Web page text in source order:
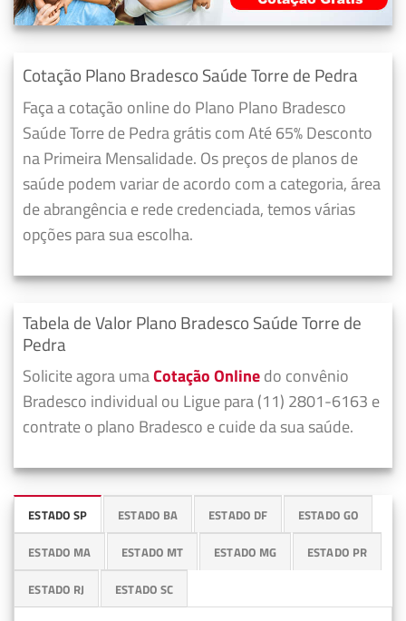
Cotação Plano Bradesco Saúde Torre de Pedra
Faça a cotação online do Plano Plano Bradesco
Saúde Torre de Pedra grátis com Até 65% Desconto
na Primeira Mensalidade. Os preços de planos de
saúde podem variar de acordo com a categoria, área
de abrangência e rede credenciada, temos várias
opções para sua escolha.
Tabela de Valor Plano Bradesco Saúde Torre de
Pedra
Solicite agora umaCotação Onlinedo convênio
Bradesco individual ou Ligue para (11) 2801-6163 e
contrate o plano Bradesco e cuide da sua saúde.
ESTADO SP ESTADO BA ESTADO DF ESTADO GO
ESTADO MA ESTADO MT ESTADO MG ESTADO PR
ESTADO RJ ESTADO SC